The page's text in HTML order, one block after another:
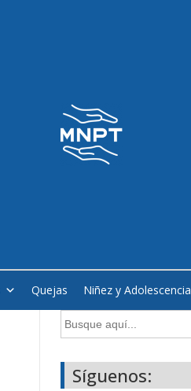
Quejas Niñez y Adolescencia
Buscar:
Síguenos: